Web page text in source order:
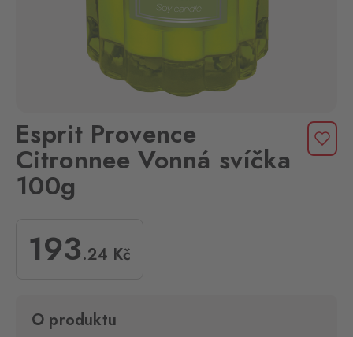
Esprit Provence
Citronnee Vonná svíčka
100g
193.24 Kč
O produktu